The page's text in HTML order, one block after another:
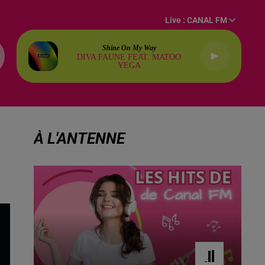
Live :CANAL FM
Shine On My Way
DIVA FAUNE FEAT. MATOO
YEGA
À L'ANTENNE